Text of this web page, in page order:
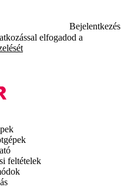
Bejelentkezés
elfogadod a
feltételek